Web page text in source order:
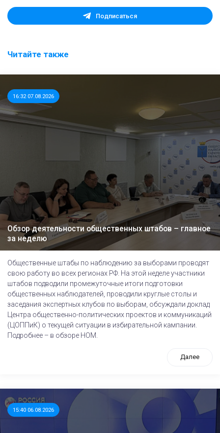
Подписаться
Читайте также
16:32 07.08.2026
Обзор деятельности общественных штабов – главное
за неделю
Общественные штабы по наблюдению за выборами проводят
свою работу во всех регионах РФ. На этой неделе участники
штабов подводили промежуточные итоги подготовки
общественных наблюдателей, проводили круглые столы и
заседания экспертных клубов по выборам, обсуждали доклад
Центра общественно-политических проектов и коммуникаций
(ЦОППиК) о текущей ситуации в избирательной кампании.
Подробнее – в обзоре НОМ.
Далее
15:40 06.08.2026